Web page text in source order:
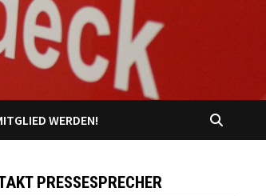
WERDEN!
PRESSESPRECHER